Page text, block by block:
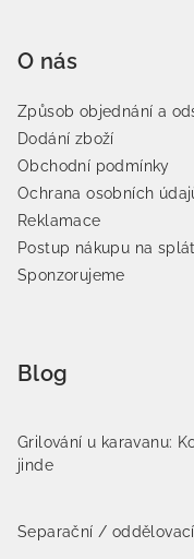
O nás
Způsob objednání a
Dodání zboží
Obchodní podmínky
Ochrana osobních
Reklamace
Postup nákupu na
Sponzorujeme
Blog
Grilování u karavanu:
jinde
Separační /